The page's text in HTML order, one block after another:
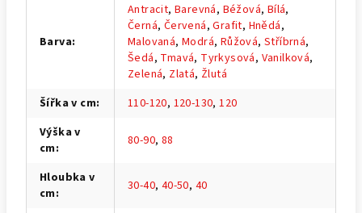
Barva:
Antracit,Barevná, Béžová, Bílá,
Černá, Červená,Grafit, Hnědá,
Malovaná,Modrá, Růžová,Stříbrná,
Šedá, Tmavá, Tyrkysová, Vanilková,
Zelená, Zlatá, Žlutá
Šířka v cm: 110-120, 120-130,120
Výška v
cm: 80-90, 88
Hloubka v
cm: 30-40, 40-50, 40